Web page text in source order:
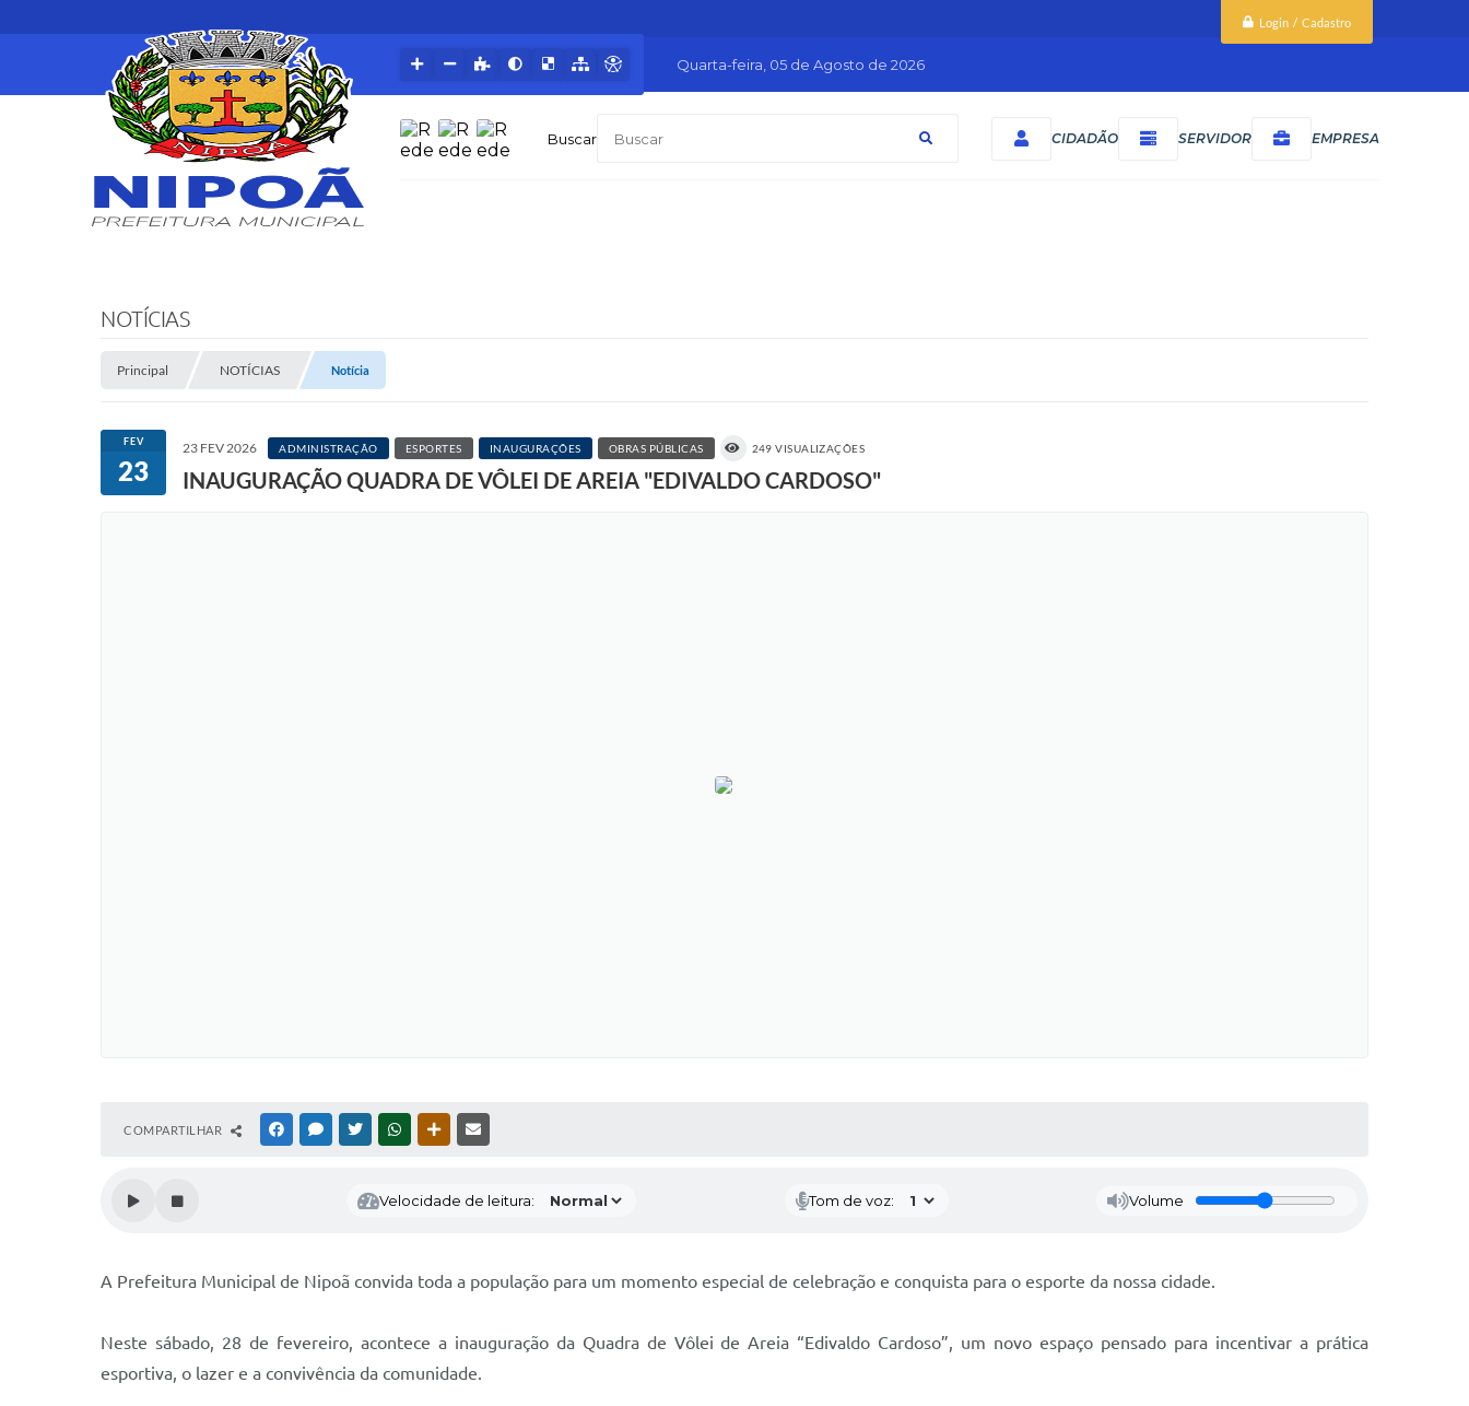
Login / Cadastro
Buscar CIDADÃO SERVIDOR EMPRESA
Quarta-feira 05 de Agosto de 2026
NOTÍCIAS
Principal NOTÍCIAS Notícia
FEV
23
23 FEV 2026 ADMINISTRAÇÃO ESPORTES INAUGURAÇÕES OBRAS PÚBLICAS 249 VISUALIZAÇÕES
INAUGURAÇÃO QUADRA DE VÔLEI DE AREIA "EDIVALDO CARDOSO"
COMPARTILHAR FACEBOOKMESSENGER
TWITTERWHATSAPPOUTRAS MÍDIAS
Velocidade de leitura: Tom de voz: Volume
A Prefeitura Municipal de Nipoã convida toda a população para um momento especial de celebração e conquista para o esporte da nossa cidade.
Neste sábado, 28 de fevereiro, acontece a inauguração da Quadra de Vôlei de Areia “Edivaldo Cardoso”, um novo espaço pensado para incentivar a prática
esportiva, o lazer e a convivência da comunidade.